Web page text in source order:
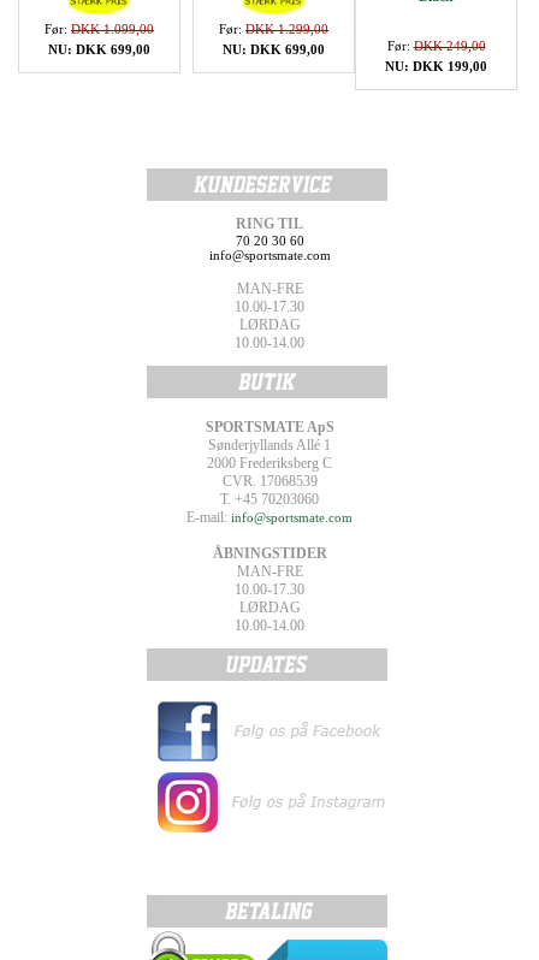
Før: DKK 1.099,00
NU: DKK 699,00
Før: DKK 1.299,00
NU: DKK 699,00
Før:DKK 249,00
NU: DKK 199,00
RING TIL
70 20 30 60
info@sportsmate.com
MAN-FRE
10.00-17.30
LØRDAG
10.00-14.00
SPORTSMATE ApS
Sønderjyllands Allé 1
2000 Frederiksberg C
CVR. 17068539
T. +45 70203060
E-mail: info@sportsmate.com
ÅBNINGSTIDER
MAN-FRE
10.00-17.30
LØRDAG
10.00-14.00